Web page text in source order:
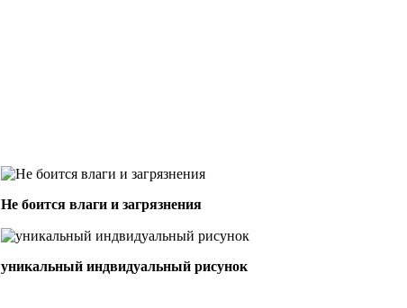
Не боится влаги и загрязнения
уникальный индвидуальный рисунок